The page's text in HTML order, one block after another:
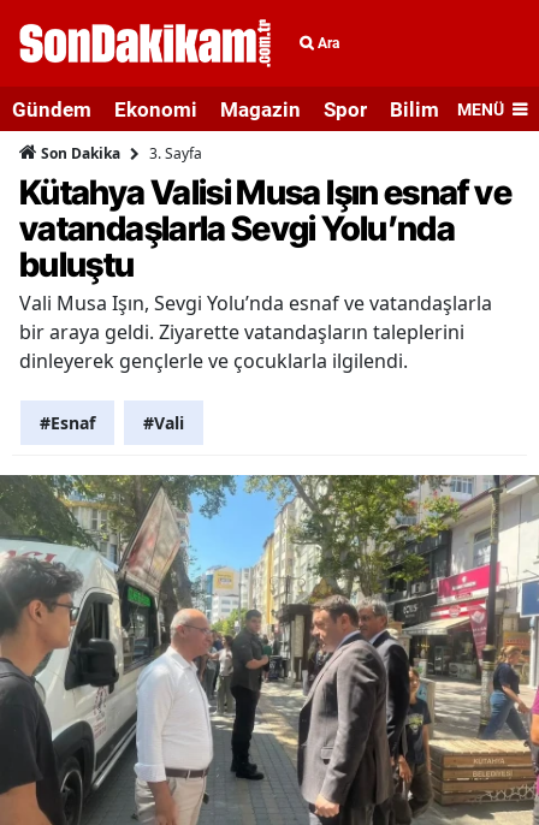
Ara
Gündem Ekonomi Magazin Spor Bilim veMENÜ
Son Dakika 3. Sayfa
Kütahya Valisi Musa Işın esnaf ve
vatandaşlarla Sevgi Yolu’nda
buluştu
Vali Musa Işın, Sevgi Yolu’nda esnaf ve vatandaşlarla
bir araya geldi. Ziyarette vatandaşların taleplerini
dinleyerek gençlerle ve çocuklarla ilgilendi.
#Esnaf #Vali